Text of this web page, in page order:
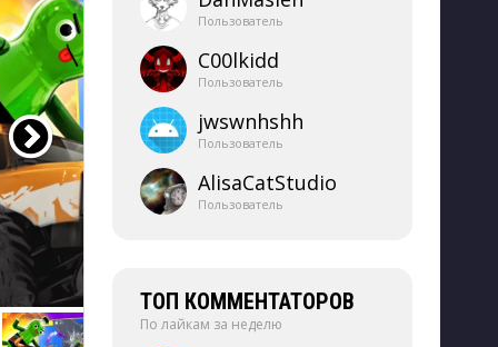
Пользователь
C00lkidd
Пользователь
jwswnhshh
Пользователь
AlisaCatStudio
Пользователь
ТОП КОММЕНТАТОРОВ
По лайкам за неделю